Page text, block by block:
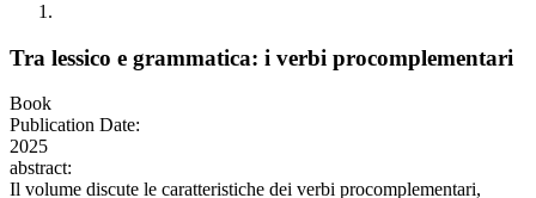
Tra lessico e grammatica: i verbi procomplementari
Book
Publication Date:
2025
abstract:
Il volume discute le caratteristiche dei verbi procomplementari,